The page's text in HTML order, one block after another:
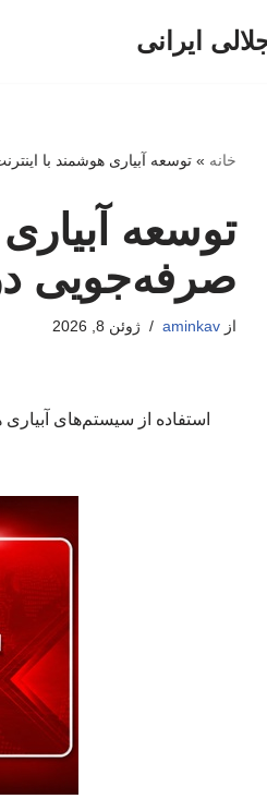
ایرانی
خانه »توسعه آبیاری هوشمند با
توسعه
صرفه‌جویی
ازaminkav ژوئن 8, 2026
استفاده از سیستم‌های